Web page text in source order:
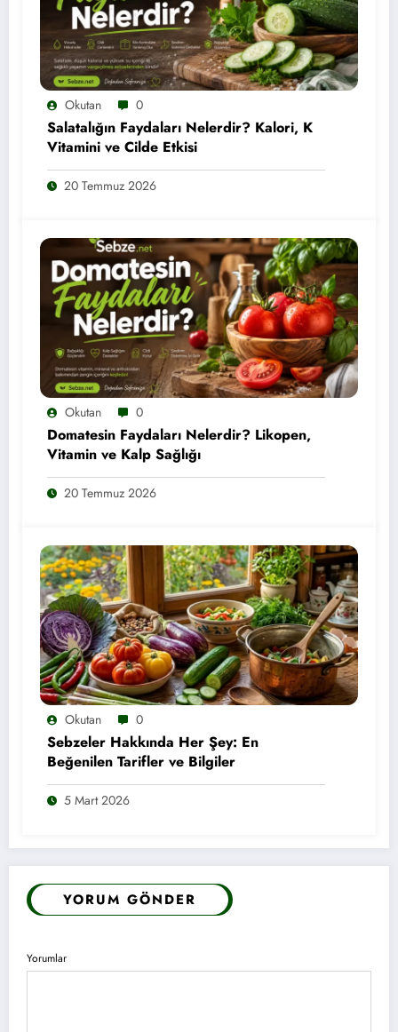
Okutan 0
Salatalığın Faydaları Nelerdir? Kalori, K
Vitamini ve Cilde Etkisi
20 Temmuz 2026
Okutan 0
Domatesin Faydaları Nelerdir? Likopen,
Vitamin ve Kalp Sağlığı
20 Temmuz 2026
Okutan 0
Sebzeler Hakkında Her Şey: En
Beğenilen Tarifler ve Bilgiler
5 Mart 2026
YORUM GÖNDER
Yorumlar